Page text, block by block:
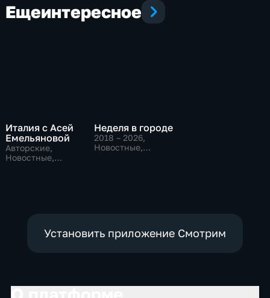
Ещеинтересное
Италия с Асей
Емельяновой
Авторские,
Новостные,
Неделя в городе
2018 – 2026,
Новостные,
Установить приложение Смотрим